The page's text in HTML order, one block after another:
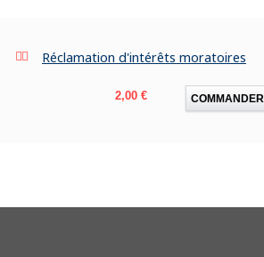
Réclamation d'intérêts moratoires
Prix
2,00 € COMMANDER